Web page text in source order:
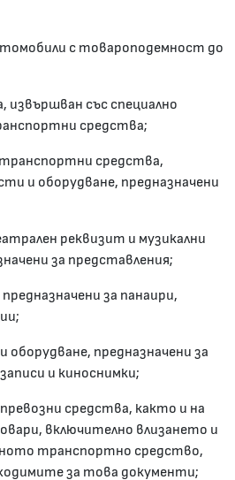
с товароподемност до
извършван със специално
средства;
средства,
и оборудване, предназначени
реквизит и музикални
за представления;
за панаири,
оборудване, предназначени за
и киноснимки;
средства, както и на
включително влизането и
транспортно средство,
за това документи;